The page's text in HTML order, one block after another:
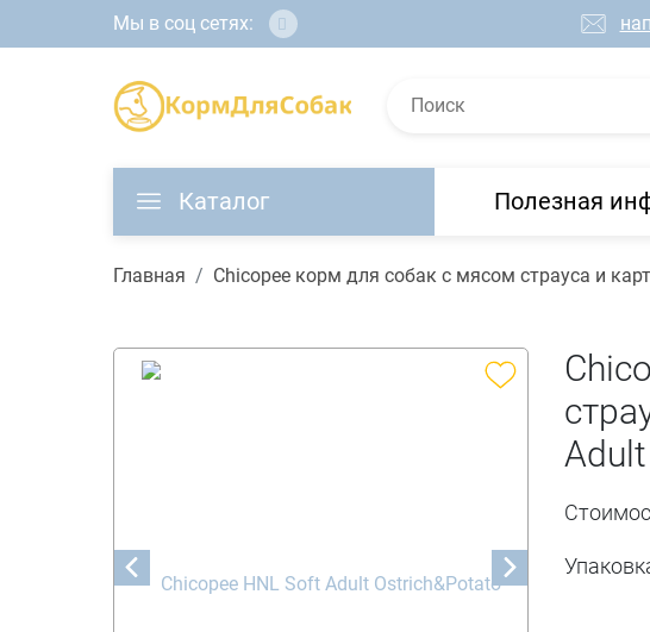
Мы в соц сетях:
Каталог Полезная
Главная Chicopee корм для собак с мясом страуса и